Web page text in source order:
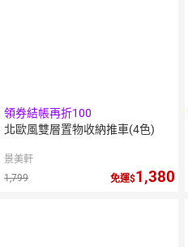
領券結帳再折100
北歐風雙層置物收納推車(4色)
景美軒
1,799
免運 1,380